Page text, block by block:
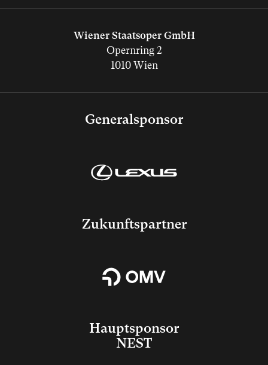
Generalsponsor
Zukunftspartner
Hauptsponsor
NEST
Wiener Staatsoper GmbH
Opernring 2
1010 Wien